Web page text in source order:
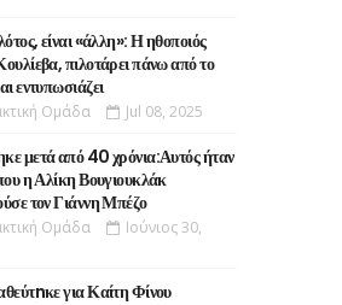
είναι «άλλη»: Η ηθοποιός
πιλοτάρει πάνω από το
εντυπωσιάζει
Ομάδα Jul 08, 2025
μετά από 40 χρόνια:Αυτός ήταν
η Αλίκη Βουγιουκλάκ
τον Γιάννη Μπέζο
Ομάδα
Ιούνιος 30,
για Καίτη Φίνου